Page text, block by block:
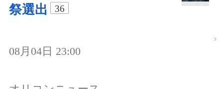
祭選出
36
08月04日 23:00